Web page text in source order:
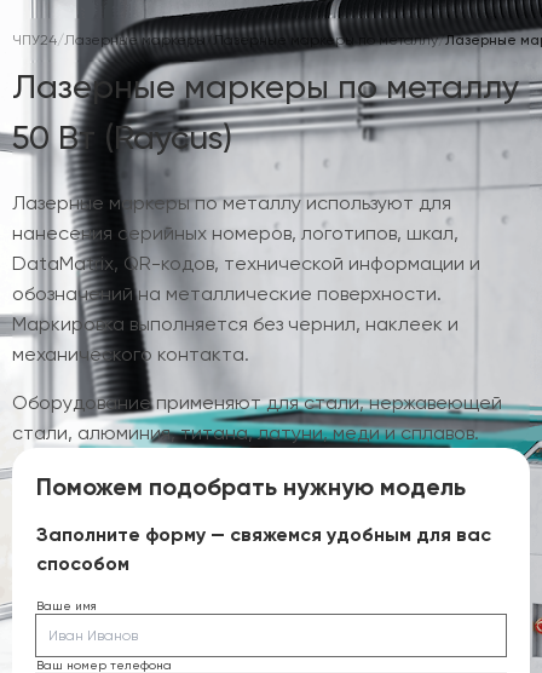
ЧПУ24/Лазерные маркеры/Лазерные маркеры по металлу/Лазерные
Лазерные маркеры по металлу
50 Вт (Raycus)
Лазерные маркеры по металлу используют для
нанесения серийных номеров, логотипов, шкал,
DataMatrix, QR-кодов, технической информации и
обозначений на металлические поверхности.
Маркировка выполняется без чернил, наклеек и
механического контакта.
Оборудование применяют для стали, нержавеющей
стали, алюминия, титана, латуни, меди и сплавов.
Поможем подобрать нужную модель
Заполните форму — свяжемся удобным для вас
способом
Ваше имя
Ваш номер телефона